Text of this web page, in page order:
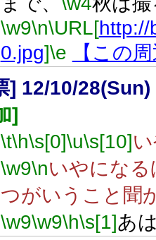
\w9\n\URL[http://
0.jpg]\e
【この
] 12/10/
]
\t\h\s[0]\u\s[10]
\w9\nいやにな
つがいうこと聞
\w9\w9\h\s[1]あ